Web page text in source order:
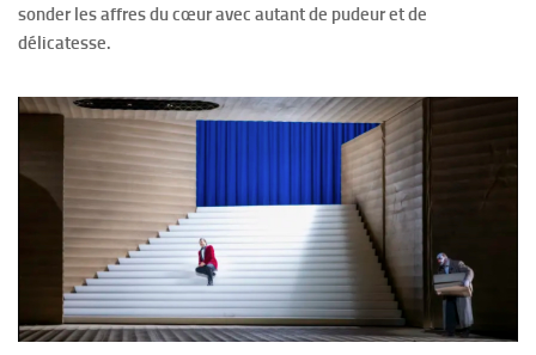
sonder les affres du cœur avec autant de pudeur et de
délicatesse.